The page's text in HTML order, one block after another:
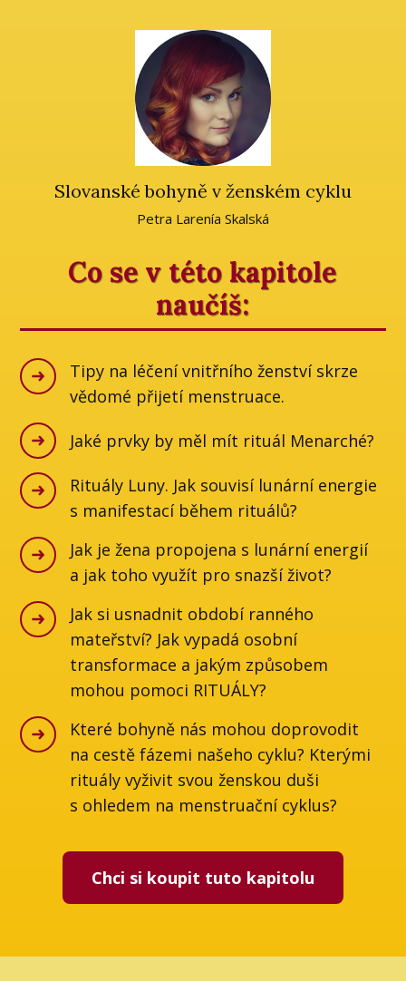
Slovanské bohyně v ženském cyklu
Petra Larenía Skalská
Co se v této kapitole
naučíš:
Tipy na léčení vnitřního ženství skrze
vědomé přijetí menstruace.
Jaké prvky by měl mít rituál Menarché?
Rituály Luny. Jak souvisí lunární energie
s manifestací během rituálů?
Jak je žena propojena s lunární energií
a jak toho využít pro snazší život?
Jak si usnadnit období ranného
mateřství? Jak vypadá osobní
transformace a jakým způsobem
mohou pomoci RITUÁLY?
Které bohyně nás mohou doprovodit
na cestě fázemi našeho cyklu? Kterými
rituály vyživit svou ženskou duši
s ohledem na menstruační cyklus?
Chci si koupit tuto kapitolu